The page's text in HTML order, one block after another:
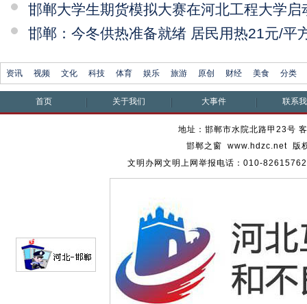
邯郸大学生期货模拟大赛在河北工程大学启
邯郸：今冬供热准备就绪 居民用热21元/平
资讯 视频 文化 科技 体育 娱乐 旅游 原创 财经 美食 分类
首页 关于我们 大事件 联系
地址：邯郸市水院北路甲23号
邯郸之窗 www.hdzc.net 版
文明办网文明上网举报电话：010-